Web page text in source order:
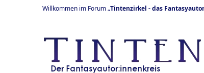
Willkommen im Forum „Tintenzirkel - das